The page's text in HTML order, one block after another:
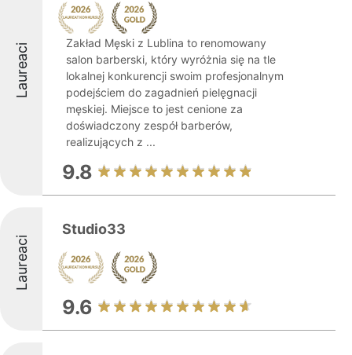
Laureaci
Zakład Męski z Lublina to renomowany
salon barberski, który wyróżnia się na tle
lokalnej konkurencji swoim profesjonalnym
podejściem do zagadnień pielęgnacji
męskiej. Miejsce to jest cenione za
doświadczony zespół barberów,
realizujących z ...
9.8
Laureaci
Studio33
9.6